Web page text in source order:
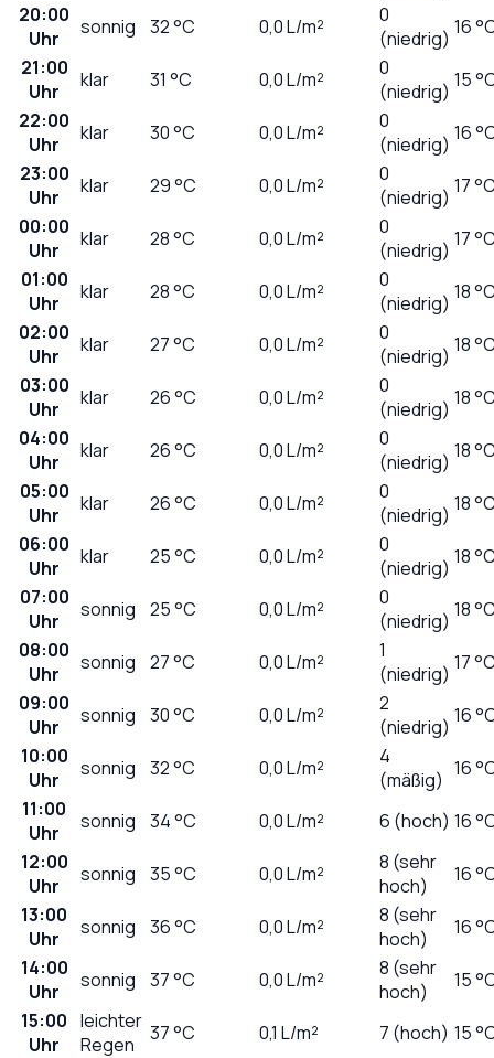
20:00
Uhr
sonnig 32°C 0,0L/m²
0
(niedrig) 16
21:00
Uhr
klar 31 °C 0,0L/m²
0
(niedrig) 15
22:00
Uhr
klar 30°C 0,0L/m²
0
(niedrig) 16
23:00
Uhr
klar 29°C 0,0L/m²
0
(niedrig) 17
00:00
Uhr
klar 28°C 0,0L/m²
0
(niedrig) 17
01:00
Uhr
klar 28°C 0,0L/m²
0
(niedrig) 18
02:00
Uhr
klar 27°C 0,0L/m²
0
(niedrig) 18
03:00
Uhr
klar 26°C 0,0L/m²
0
(niedrig) 18
04:00
Uhr
klar 26°C 0,0L/m²
0
(niedrig) 18
05:00
Uhr
klar 26°C 0,0L/m²
0
(niedrig) 18
06:00
Uhr
klar 25°C 0,0L/m²
0
(niedrig) 18
07:00
Uhr
sonnig 25°C 0,0L/m²
0
(niedrig) 18
08:00
Uhr
sonnig 27°C 0,0L/m²
1
(niedrig) 17
09:00
Uhr
sonnig 30°C 0,0L/m²
2
(niedrig) 16
10:00
Uhr
sonnig 32°C 0,0L/m²
4
(mäßig) 16
11:00
Uhr
sonnig 34°C 0,0L/m² 6 (hoch) 16
12:00
Uhr
sonnig 35°C 0,0L/m²
8 (sehr
hoch)
16
13:00
Uhr
sonnig 36°C 0,0L/m²
8 (sehr
hoch)
16
14:00
Uhr
sonnig 37°C 0,0L/m²
8 (sehr
hoch)
15
15:00
Uhr
leichter
Regen
37°C 0,1 L/m² 7 (hoch) 15